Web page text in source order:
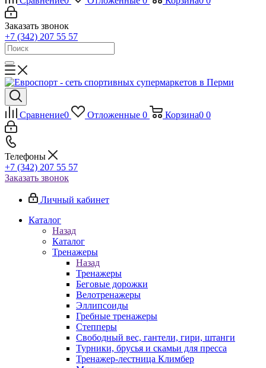
Заказать звонок
+7 (342) 207 55 57
Сравнение0 Отложенные 0 Корзина0 0
Телефоны
+7 (342) 207 55 57
Заказать звонок
Личный кабинет
Каталог
Назад
Каталог
Тренажеры
Назад
Тренажеры
Беговые дорожки
Велотренажеры
Эллипсоиды
Гребные тренажеры
Степперы
Свободный вес, гантели, гири, штанги
Турники, брусья и скамьи для пресса
Тренажер-лестница Климбер